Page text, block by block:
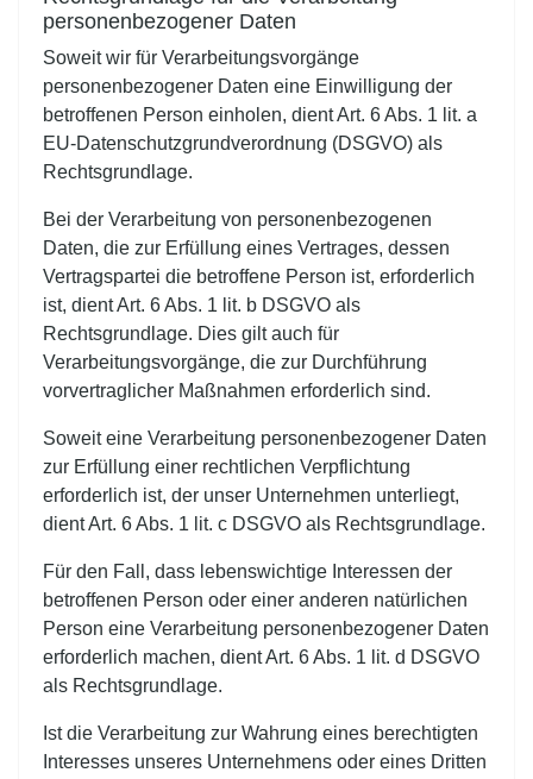
personenbezogener Daten
Soweit wir für Verarbeitungsvorgänge
personenbezogener Daten eine Einwilligung der
betroffenen Person einholen, dient Art. 6 Abs. 1 lit. a
EU-Datenschutzgrundverordnung (DSGVO) als
Rechtsgrundlage.
Bei der Verarbeitung von personenbezogenen
Daten, die zur Erfüllung eines Vertrages, dessen
Vertragspartei die betroffene Person ist, erforderlich
ist, dient Art. 6 Abs. 1 lit. b DSGVO als
Rechtsgrundlage. Dies gilt auch für
Verarbeitungsvorgänge, die zur Durchführung
vorvertraglicher Maßnahmen erforderlich sind.
Soweit eine Verarbeitung personenbezogener Daten
zur Erfüllung einer rechtlichen Verpflichtung
erforderlich ist, der unser Unternehmen unterliegt,
dient Art. 6 Abs. 1 lit. c DSGVO als Rechtsgrundlage.
Für den Fall, dass lebenswichtige Interessen der
betroffenen Person oder einer anderen natürlichen
Person eine Verarbeitung personenbezogener Daten
erforderlich machen, dient Art. 6 Abs. 1 lit. d DSGVO
als Rechtsgrundlage.
Ist die Verarbeitung zur Wahrung eines berechtigten
Interesses unseres Unternehmens oder eines Dritten